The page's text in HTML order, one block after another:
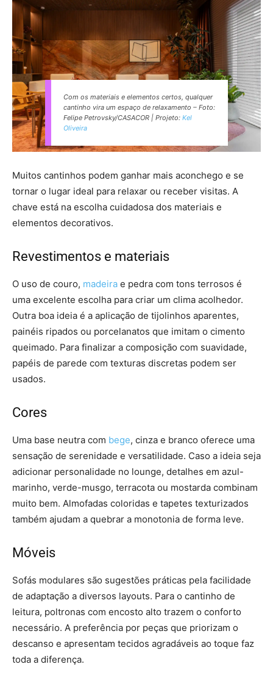
Com os materiais e elementos certos, qualquer
cantinho vira um espaço de relaxamento – Foto:
Felipe Petrovsky/CASACOR | Projeto: Kel
Oliveira
Muitos cantinhos podem ganhar mais aconchego e se
tornar o lugar ideal para relaxar ou receber visitas. A
chave está na escolha cuidadosa dos materiais e
elementos decorativos.
Revestimentos e materiais
O uso de couro, madeira e pedra com tons terrosos é
uma excelente escolha para criar um clima acolhedor.
Outra boa ideia é a aplicação de tijolinhos aparentes,
painéis ripados ou porcelanatos que imitam o cimento
queimado. Para finalizar a composição com suavidade,
papéis de parede com texturas discretas podem ser
usados.
Cores
Uma base neutra com bege, cinza e branco oferece uma
sensação de serenidade e versatilidade. Caso a ideia seja
adicionar personalidade no lounge, detalhes em azul-
marinho, verde-musgo, terracota ou mostarda combinam
muito bem. Almofadas coloridas e tapetes texturizados
também ajudam a quebrar a monotonia de forma leve.
Móveis
Sofás modulares são sugestões práticas pela facilidade
de adaptação a diversos layouts. Para o cantinho de
leitura, poltronas com encosto alto trazem o conforto
necessário. A preferência por peças que priorizam o
descanso e apresentam tecidos agradáveis ao toque faz
toda a diferença.